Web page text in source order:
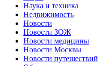
Наука и техника
Недвижимость
Новости
Новости ЗОЖ
Новости медицины
Новости Москвы
Новости путешествий